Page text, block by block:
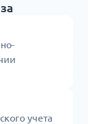
учета